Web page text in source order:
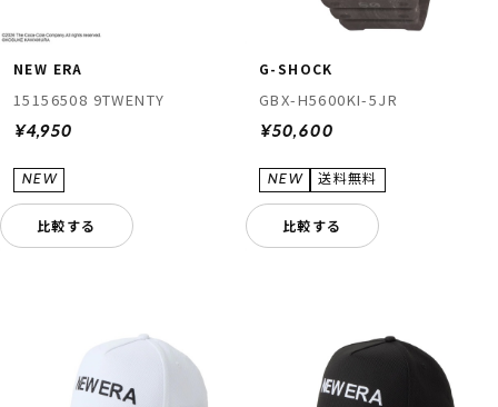
NEW ERA
15156508 9TWENTY
¥4,950
比較する
G-SHOCK
GBX-H5600KI-5JR
¥50,600
比較する